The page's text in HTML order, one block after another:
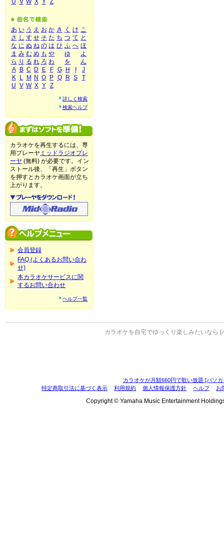
U V W X Y Z
あ い う え お か き く け こ
さ し す せ そ た ち つ て と
な に ぬ ね の は ひ ふ へ ほ
ま み む め も や ゆ
よ
ら り る れ ろ わ を
ん
A
B C D E F G H
J
K
L M N O P Q R S
T
U V W X Y Z
詳しく検索
検索ヘルプ
カラオケを再生するには、専
用プレーヤ ミッドラジオプレ
ーヤ (無料) が必要です。イン
ストール後、「再生」ボタン
を押すとカラオケ画面が立ち
上がります。
会員登録
FAQ (よくあるお問い合わ
せ)
本カラオケサービスに関
するお問い合わせ
ヘルプ一覧
カラオケを自宅でゆっくり楽しみたいなら [
カラオケが月額660円で歌い放題 [パソ
特定商取引法に基づく表示
利用規約 個人情報保護方針 ヘルプ お
Copyright © Yamaha Music Entertainment